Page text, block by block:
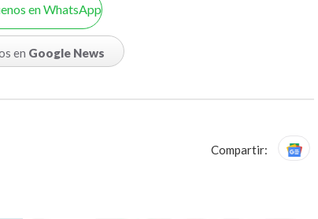
en WhatsApp
en Google News
Compartir: